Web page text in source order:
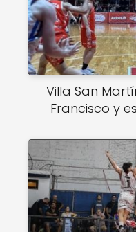
Villa San
Francisco y